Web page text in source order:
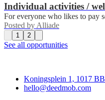
Individual activities /
For everyone who likes to pay
Posted by Alliade
1 2
See all opportunities
Koningsplein 1, 1017
hello@deedmob.com